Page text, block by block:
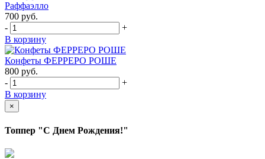
Раффаэлло
700 руб.
-
+
В корзину
Конфеты ФЕРРЕРО РОШЕ
800 руб.
-
+
В корзину
×
Топпер "С Днем Рождения!"